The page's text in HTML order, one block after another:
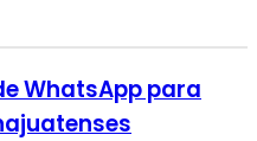
WhatsApp para